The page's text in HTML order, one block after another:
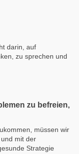
darin, auf
zu sprechen und
zu befreien,
müssen wir
mit der
Strategie